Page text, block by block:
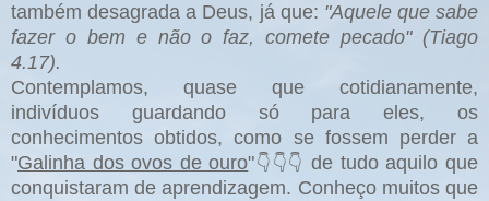
também desagrada a Deus, já que: "Aquele que sabe
fazer o bem e não o faz, comete pecado" (Tiago
4.17).
Contemplamos, quase que cotidianamente,
indivíduos guardando só para eles, os
conhecimentos obtidos, como se fossem perder a
"Galinha dos ovos de ouro"👇👇👇 de tudo aquilo que
conquistaram de aprendizagem. Conheço muitos que